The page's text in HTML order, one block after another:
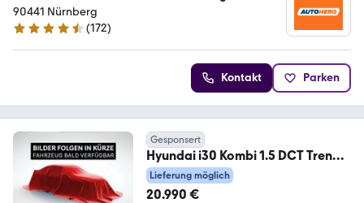
90441 Nürnberg
4.5 Sterne
(172)
Kontakt Parken
Gesponsert
Hyundai i30 Kombi 1.5 DCT Trend
Led Nav 1.Hd.
Lieferung möglich
20.990 €